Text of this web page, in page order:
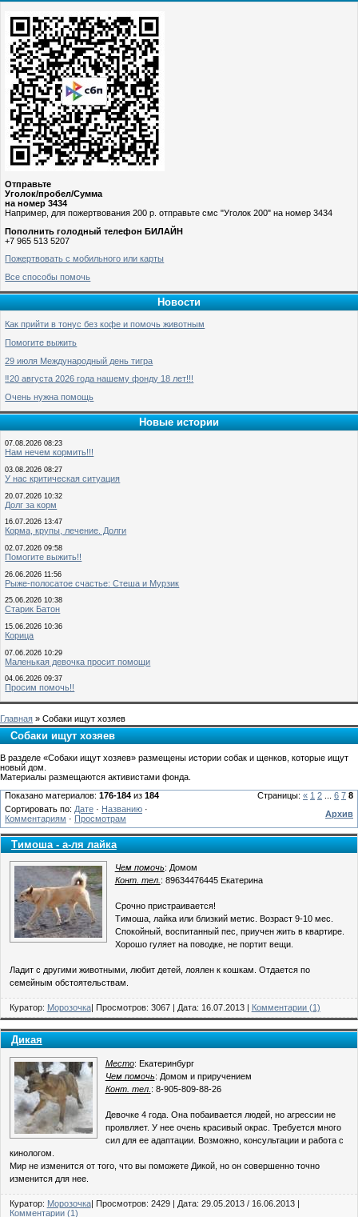
Отправьте
Уголок/пробел/Сумма
на номер 3434
Например, для пожертвования 200 р. отправьте смс "Уголок 200" на номер 3434
Пополнить голодный телефон БИЛАЙН
+7 965 513 5207
Пожертвовать с мобильного или карты
Все способы помочь
Новости
Как прийти в тонус без кофе и помочь животным
Помогите выжить
29 июля Международный день тигра
‼️20 августа 2026 года нашему фонду 18 лет!!!
Очень нужна помощь
Новые истории
07.08.2026 08:23
Нам нечем кормить!!!
03.08.2026 08:27
У нас критическая ситуация
20.07.2026 10:32
Долг за корм
16.07.2026 13:47
Корма, крупы, лечение. Долги
02.07.2026 09:58
Помогите выжить!!
26.06.2026 11:56
Рыже-полосатое счастье: Стеша и Мурзик
25.06.2026 10:38
Старик Батон
15.06.2026 10:36
Корица
07.06.2026 10:29
Маленькая девочка просит помощи
04.06.2026 09:37
Просим помочь!!
Главная » Собаки ищут хозяев
Собаки ищут хозяев
В разделе «Собаки ищут хозяев» размещены истории собак и щенков, которые ищут
новый дом.
Материалы размещаются активистами фонда.
Показано материалов: 176-184 из 184 Страницы: « 1 2 6 7 8
Сортировать по: Дате · Названию ·
Комментариям · Просмотрам Архив
Тимоша - а-ля лайка
Чем помочь: Домом
Конт. тел. : 89634476445 Екатерина
Срочно пристраивается!
Тимоша, лайка или близкий метис. Возраст 9-10 мес.
Спокойный, воспитанный пес, приучен жить в квартире.
Хорошо гуляет на поводке, не портит вещи.
Ладит с другими животными, любит детей, лоялен к кошкам. Отдается по
семейным обстоятельствам.
Куратор: Морозочка| Просмотров: 3067 | Дата: 16.07.2013 Комментарии (1)
Дикая
Место: Екатеринбург
Чем помочь: Домом и приручением
Конт. тел. : 8-905-809-88-26
Девочке 4 года. Она побаивается людей, но агрессии не
проявляет. У нее очень красивый окрас. Требуется много
сил для ее адаптации. Возможно, консультации и работа с
кинологом.
Мир не изменится от того, что вы поможете Дикой, но он совершенно точно
изменится для нее.
Куратор: Морозочка| Просмотров: 2429 | Дата: 29.05.2013 / 16.06.2013|
Комментарии (1)